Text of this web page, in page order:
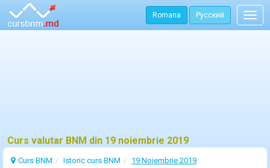
Romana Русский
Curs valutar BNM din 19 noiembrie 2019
Curs BNM Istoric curs BNM 19 Noiembrie 2019